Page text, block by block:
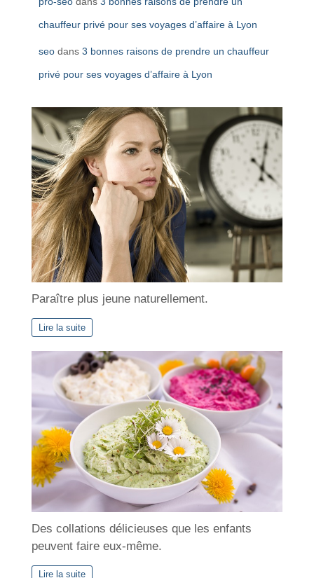
chauffeur privé pour ses voyages d’affaire à Lyon
seo dans 3 bonnes raisons de prendre un chauffeur
privé pour ses voyages d’affaire à Lyon
Paraître plus jeune naturellement.
Lire la suite
Des collations délicieuses que les enfants
peuvent faire eux-même.
Lire la suite